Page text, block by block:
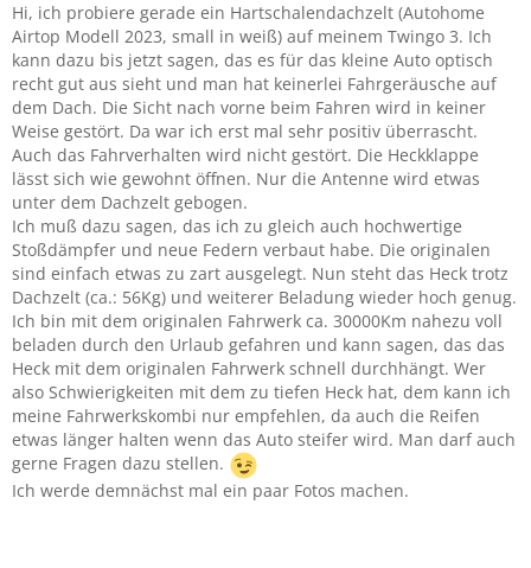
Hi, ich probiere gerade ein Hartschalendachzelt (Autohome
Airtop Modell 2023, small in weiß) auf meinem Twingo 3. Ich
kann dazu bis jetzt sagen, das es für das kleine Auto optisch
recht gut aus sieht und man hat keinerlei Fahrgeräusche auf
dem Dach. Die Sicht nach vorne beim Fahren wird in keiner
Weise gestört. Da war ich erst mal sehr positiv überrascht.
Auch das Fahrverhalten wird nicht gestört. Die Heckklappe
lässt sich wie gewohnt öffnen. Nur die Antenne wird etwas
unter dem Dachzelt gebogen.
Ich muß dazu sagen, das ich zu gleich auch hochwertige
Stoßdämpfer und neue Federn verbaut habe. Die originalen
sind einfach etwas zu zart ausgelegt. Nun steht das Heck trotz
Dachzelt (ca.: 56Kg) und weiterer Beladung wieder hoch genug.
Ich bin mit dem originalen Fahrwerk ca. 30000Km nahezu voll
beladen durch den Urlaub gefahren und kann sagen, das das
Heck mit dem originalen Fahrwerk schnell durchhängt. Wer
also Schwierigkeiten mit dem zu tiefen Heck hat, dem kann ich
meine Fahrwerkskombi nur empfehlen, da auch die Reifen
etwas länger halten wenn das Auto steifer wird. Man darf auch
gerne Fragen dazu stellen.
Ich werde demnächst mal ein paar Fotos machen.